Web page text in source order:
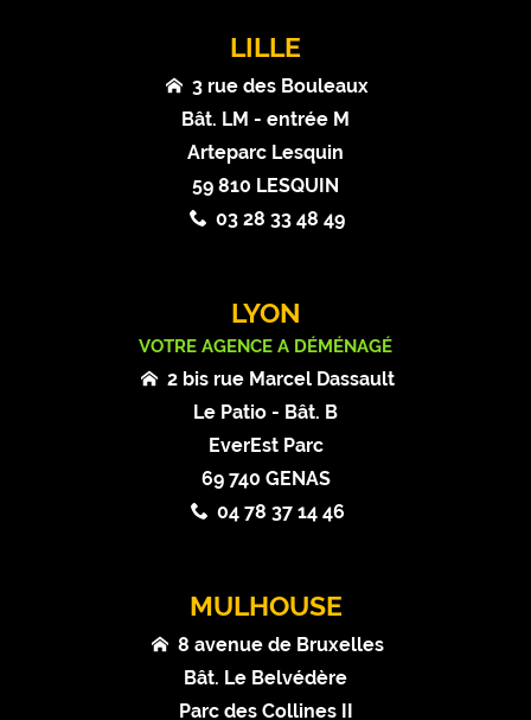
LILLE
3 rue des Bouleaux
Bât. LM - entrée M
Arteparc Lesquin
59 810 LESQUIN
03 28 33 48 49
LYON
VOTRE AGENCE A DÉMÉNAGÉ
2 bis rue Marcel Dassault
Le Patio - Bât. B
EverEst Parc
69 740 GENAS
04 78 37 14 46
MULHOUSE
8 avenue de Bruxelles
Bât. Le Belvédère
Parc des Collines II